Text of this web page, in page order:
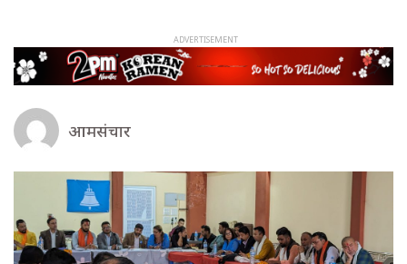
आमसंचार